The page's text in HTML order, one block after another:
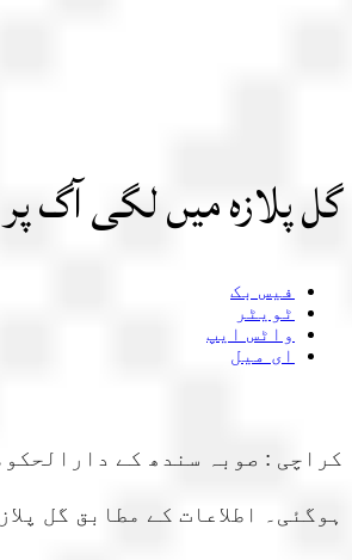
گل پلازہ میں لگی آگ پر 33 گھنٹے بعد قابو پالیا گیا، آتشزدگی میں جاں بحق افراد کی تعداد 14 ہوگئی
فیس بک
ٹویٹر
واٹس ایپ
ای میل